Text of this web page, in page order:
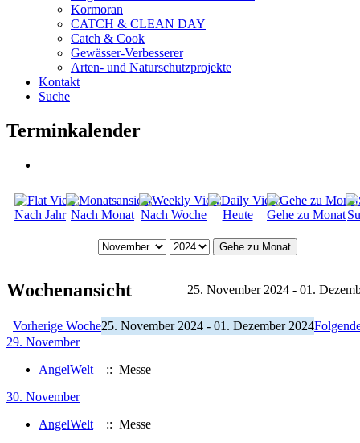
Kormoran
CATCH & CLEAN DAY
Catch & Cook
Gewässer-Verbesserer
Arten- und Naturschutzprojekte
Kontakt
Suche
Terminkalender
Nach Jahr Nach Monat Nach Woche Heute Gehe zu Monat
Gehe zu Monat
Wochenansicht 25. November 2024 - 01.
Vorherige Woche25. November 2024 - 01. Dezember 2024
29. November
AngelWelt
:: Messe
30. November
AngelWelt
:: Messe